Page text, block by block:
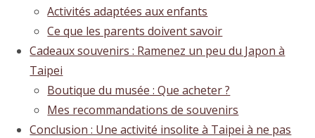
Activités adaptées aux enfants
Ce que les parents doivent savoir
Cadeaux souvenirs : Ramenez un peu du Japon à
Taipei
Boutique du musée : Que acheter ?
Mes recommandations de souvenirs
Conclusion : Une activité insolite à Taipei à ne pas